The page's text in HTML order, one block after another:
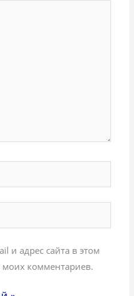
и адрес сайта в этом
комментариев.